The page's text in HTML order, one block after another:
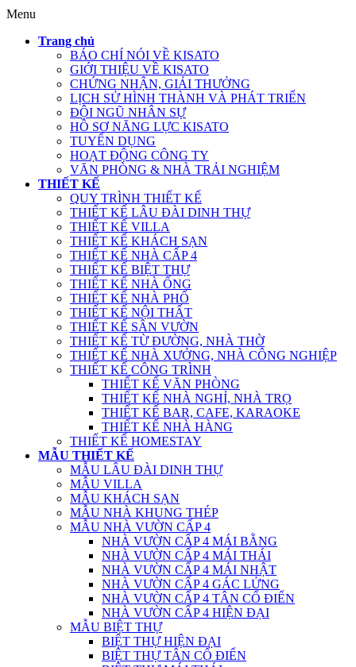
Menu
Trang chủ
BÁO CHÍ NÓI VỀ KISATO
GIỚI THIỆU VỀ KISATO
CHỨNG NHẬN, GIẢI THƯỞNG
LỊCH SỬ HÌNH THÀNH VÀ PHÁT TRIỂN
ĐỘI NGŨ NHÂN SỰ
HỒ SƠ NĂNG LỰC KISATO
TUYỂN DỤNG
HOẠT ĐỘNG CÔNG TY
VĂN PHÒNG & NHÀ TRẢI NGHIỆM
THIẾT KẾ
QUY TRÌNH THIẾT KẾ
THIẾT KẾ LÂU ĐÀI DINH THỰ
THIẾT KẾ VILLA
THIẾT KẾ KHÁCH SẠN
THIẾT KẾ NHÀ CẤP 4
THIẾT KẾ BIỆT THỰ
THIẾT KẾ NHÀ ỐNG
THIẾT KẾ NHÀ PHỐ
THIẾT KẾ NỘI THẤT
THIẾT KẾ SÂN VƯỜN
THIẾT KẾ TỪ ĐƯỜNG, NHÀ THỜ
THIẾT KẾ NHÀ XƯỞNG, NHÀ CÔNG NGHIỆP
THIẾT KẾ CÔNG TRÌNH
THIẾT KẾ VĂN PHÒNG
THIẾT KẾ NHÀ NGHỈ, NHÀ TRỌ
THIẾT KẾ BAR, CAFE, KARAOKE
THIẾT KẾ NHÀ HÀNG
THIẾT KẾ HOMESTAY
MẪU THIẾT KẾ
MẪU LÂU ĐÀI DINH THỰ
MẪU VILLA
MẪU KHÁCH SẠN
MẪU NHÀ KHUNG THÉP
MẪU NHÀ VƯỜN CẤP 4
NHÀ VƯỜN CẤP 4 MÁI BẰNG
NHÀ VƯỜN CẤP 4 MÁI THÁI
NHÀ VƯỜN CẤP 4 MÁI NHẬT
NHÀ VƯỜN CẤP 4 GÁC LỬNG
NHÀ VƯỜN CẤP 4 TÂN CỔ ĐIỂN
NHÀ VƯỜN CẤP 4 HIỆN ĐẠI
MẪU BIỆT THỰ
BIỆT THỰ HIỆN ĐẠI
BIỆT THỰ TÂN CỔ ĐIỂN